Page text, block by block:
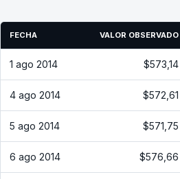
FECHA VALOR OBSERVADO
1 ago 2014 $573,14
4 ago 2014 $572,61
5 ago 2014 $571,75
6 ago 2014 $576,66